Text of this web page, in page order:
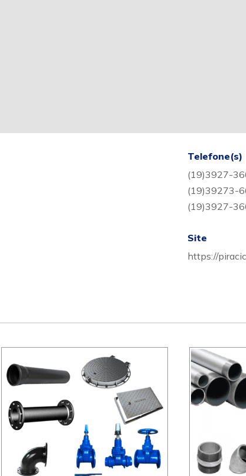
Telefone(s)
(19)3927-
(19)39273-
(19)3927-
Site
https://